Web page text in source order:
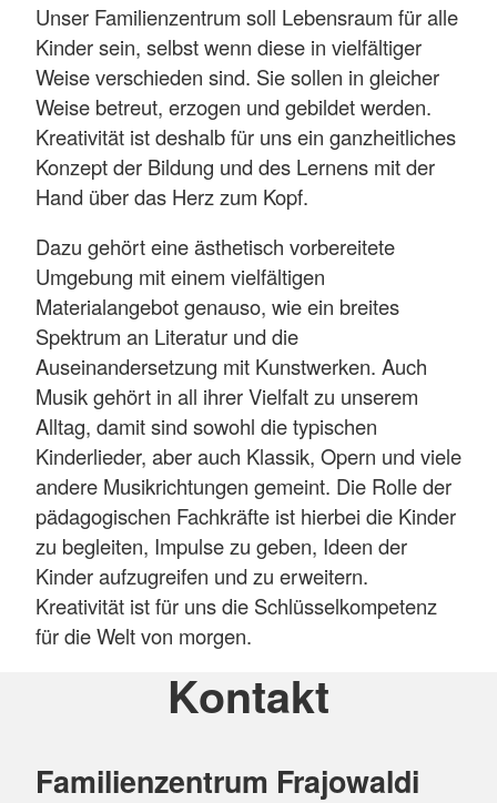
Unser Familienzentrum soll Lebensraum für alle
Kinder sein, selbst wenn diese in vielfältiger
Weise verschieden sind. Sie sollen in gleicher
Weise betreut, erzogen und gebildet werden.
Kreativität ist deshalb für uns ein ganzheitliches
Konzept der Bildung und des Lernens mit der
Hand über das Herz zum Kopf.
Dazu gehört eine ästhetisch vorbereitete
Umgebung mit einem vielfältigen
Materialangebot genauso, wie ein breites
Spektrum an Literatur und die
Auseinandersetzung mit Kunstwerken. Auch
Musik gehört in all ihrer Vielfalt zu unserem
Alltag, damit sind sowohl die typischen
Kinderlieder, aber auch Klassik, Opern und viele
andere Musikrichtungen gemeint. Die Rolle der
pädagogischen Fachkräfte ist hierbei die Kinder
zu begleiten, Impulse zu geben, Ideen der
Kinder aufzugreifen und zu erweitern.
Kreativität ist für uns die Schlüsselkompetenz
für die Welt von morgen.
Kontakt
Familienzentrum Frajowaldi